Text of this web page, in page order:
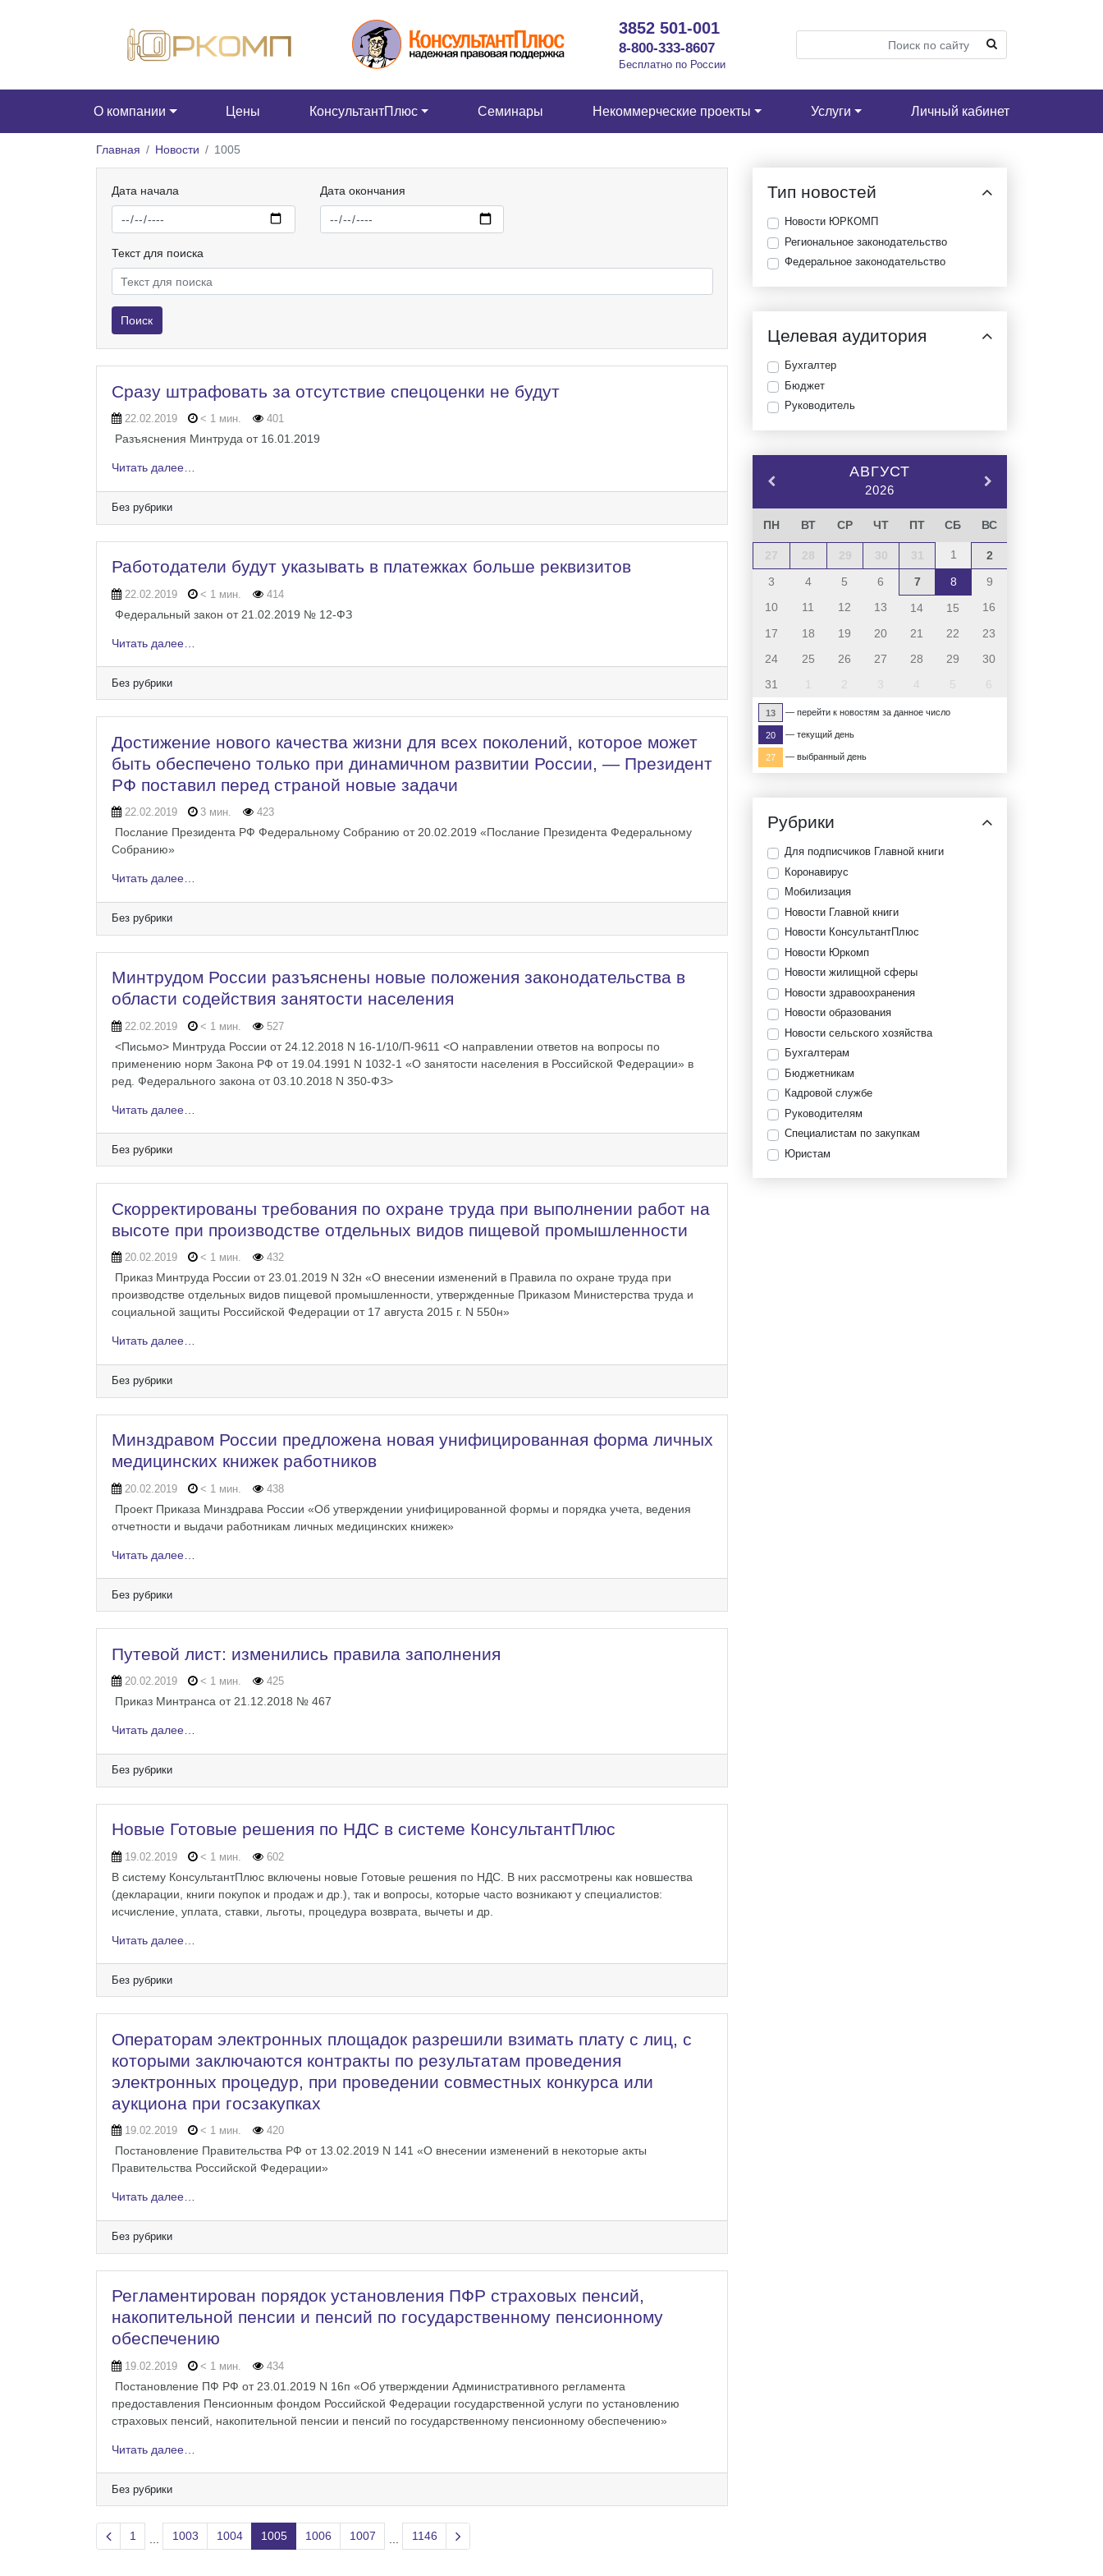
3852 501-001
8-800-333-8607
Бесплатно по России
О компании Цены КонсультантПлюс Семинары Некоммерческие проекты Услуги Личный кабинет
Главная Новости 1005
Дата начала Дата окончания
Текст для поиска
Поиск
Сразу штрафовать за отсутствие спецоценки не будут
22.02.2019 < 1 мин. 401
Разъяснения Минтруда от 16.01.2019
Читать далее…
Без рубрики
Работодатели будут указывать в платежках больше реквизитов
22.02.2019 < 1 мин. 414
Федеральный закон от 21.02.2019 № 12-ФЗ
Читать далее…
Без рубрики
Достижение нового качества жизни для всех поколений, которое может
быть обеспечено только при динамичном развитии России, — Президент
РФ поставил перед страной новые задачи
22.02.2019 3 мин. 423
Послание Президента РФ Федеральному Собранию от 20.02.2019 «Послание Президента Федеральному
Собранию»
Читать далее…
Без рубрики
Минтрудом России разъяснены новые положения законодательства в
области содействия занятости населения
22.02.2019 < 1 мин. 527
<Письмо> Минтруда России от 24.12.2018 N 16-1/10/П-9611 <О направлении ответов на вопросы по
применению норм Закона РФ от 19.04.1991 N 1032-1 «О занятости населения в Российской Федерации» в
ред. Федерального закона от 03.10.2018 N 350-ФЗ>
Читать далее…
Без рубрики
Скорректированы требования по охране труда при выполнении работ на
высоте при производстве отдельных видов пищевой промышленности
20.02.2019 < 1 мин. 432
Приказ Минтруда России от 23.01.2019 N 32н «О внесении изменений в Правила по охране труда при
производстве отдельных видов пищевой промышленности, утвержденные Приказом Министерства труда и
социальной защиты Российской Федерации от 17 августа 2015 г. N 550н»
Читать далее…
Без рубрики
Минздравом России предложена новая унифицированная форма личных
медицинских книжек работников
20.02.2019 < 1 мин. 438
Проект Приказа Минздрава России «Об утверждении унифицированной формы и порядка учета, ведения
отчетности и выдачи работникам личных медицинских книжек»
Читать далее…
Без рубрики
Путевой лист: изменились правила заполнения
20.02.2019 < 1 мин. 425
Приказ Минтранса от 21.12.2018 № 467
Читать далее…
Без рубрики
Новые Готовые решения по НДС в системе КонсультантПлюс
19.02.2019 < 1 мин. 602
В систему КонсультантПлюс включены новые Готовые решения по НДС. В них рассмотрены как новшества
(декларации, книги покупок и продаж и др.), так и вопросы, которые часто возникают у специалистов:
исчисление, уплата, ставки, льготы, процедура возврата, вычеты и др.
Читать далее…
Без рубрики
Операторам электронных площадок разрешили взимать плату с лиц, с
которыми заключаются контракты по результатам проведения
электронных процедур, при проведении совместных конкурса или
аукциона при госзакупках
19.02.2019 < 1 мин. 420
Постановление Правительства РФ от 13.02.2019 N 141 «О внесении изменений в некоторые акты
Правительства Российской Федерации»
Читать далее…
Без рубрики
Регламентирован порядок установления ПФР страховых пенсий,
накопительной пенсии и пенсий по государственному пенсионному
обеспечению
19.02.2019 < 1 мин. 434
Постановление ПФ РФ от 23.01.2019 N 16п «Об утверждении Административного регламента
предоставления Пенсионным фондом Российской Федерации государственной услуги по установлению
страховых пенсий, накопительной пенсии и пенсий по государственному пенсионному обеспечению»
Читать далее…
Без рубрики
Previous page
1 ... 1003 1004 1005 1006 1007 ... 1146 Next page
Тип новостей
Новости ЮРКОМП
Региональное законодательство
Федеральное законодательство
Целевая аудитория
Бухгалтер
Бюджет
Руководитель
АВГУСТ
2026
ПН ВТ СР ЧТ ПТ СБ ВС
27 28 29 30 31 1
2
3
4 5 6 7 8
9
10
11 12 13 14 15
16
17
18 19 20 21 22
23
24
25 26 27 28 29
30
31
3 4 5 6
13 — перейти к новостям за данное число
20 — текущий день
27 — выбранный день
Рубрики
Для подписчиков Главной книги
Коронавирус
Мобилизация
Новости Главной книги
Новости КонсультантПлюс
Новости Юркомп
Новости жилищной сферы
Новости здравоохранения
Новости образования
Новости сельского хозяйства
Бухгалтерам
Бюджетникам
Кадровой службе
Руководителям
Специалистам по закупкам
Юристам